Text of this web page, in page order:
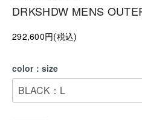
DRKSHDW MENS
292,600円(税込)
color：size